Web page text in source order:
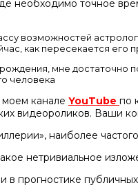
необходимо точное
возможностей
как пересекается его
мне достаточно
человека
канале YouTube по
видеороликов. Ваши
наиболее
нетривиальное
в прогностике